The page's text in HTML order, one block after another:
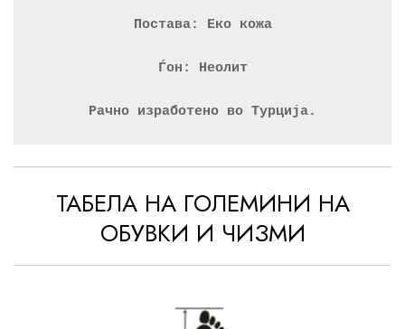
Постава: Еко кожа
Ѓон: Неолит
Рачно изработено во Турција.
ТАБЕЛА НА ГОЛЕМИНИ НА
ОБУВКИ И ЧИЗМИ